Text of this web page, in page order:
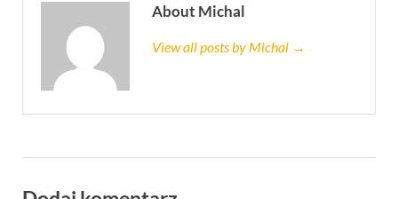
About Michal
View all posts by Michal →